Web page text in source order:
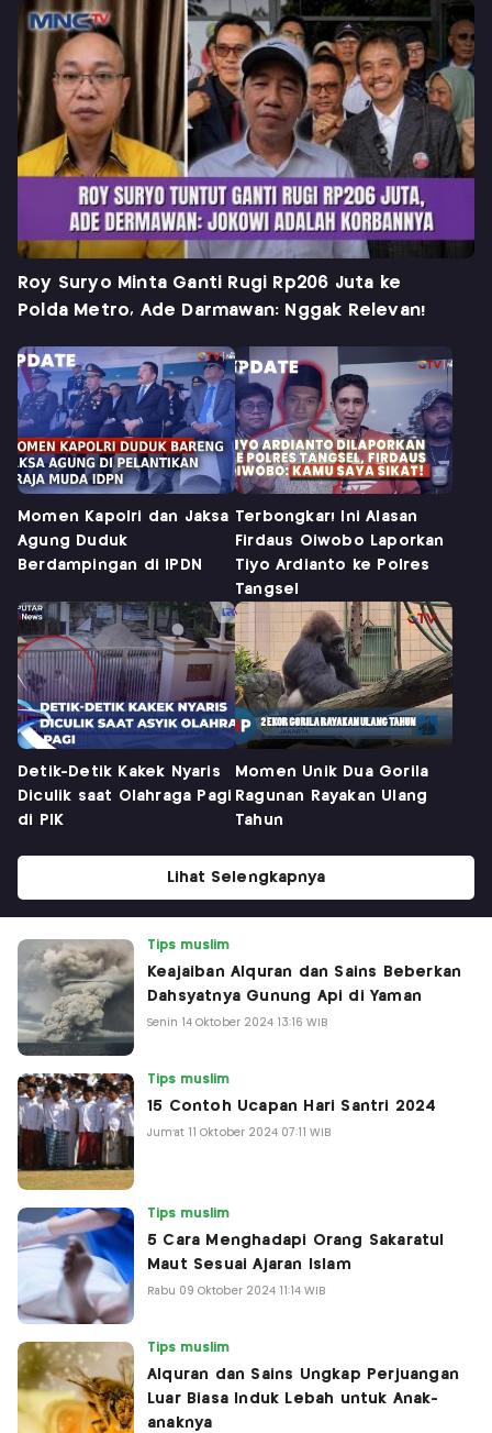
Roy Suryo Minta Ganti Rugi Rp206 Juta ke
Polda Metro, Ade Darmawan: Nggak Relevan!
Momen Kapolri dan Jaksa
Agung Duduk
Berdampingan di IPDN
Terbongkar! Ini Alasan
Firdaus Oiwobo Laporkan
Tiyo Ardianto ke Polres
Tangsel
Detik-Detik Kakek Nyaris
Diculik saat Olahraga Pagi
di PIK
Momen Unik Dua Gorila
Ragunan Rayakan Ulang
Tahun
Lihat Selengkapnya
Tips muslim
Keajaiban Alquran dan Sains Beberkan
Dahsyatnya Gunung Api di Yaman
Senin 14 Oktober 2024 13:16 WIB
Tips muslim
15 Contoh Ucapan Hari Santri 2024
Jum'at 11 Oktober 2024 07:11 WIB
Tips muslim
5 Cara Menghadapi Orang Sakaratul
Maut Sesuai Ajaran Islam
Rabu 09 Oktober 2024 11:14 WIB
Tips muslim
Alquran dan Sains Ungkap Perjuangan
Luar Biasa Induk Lebah untuk Anak-
anaknya